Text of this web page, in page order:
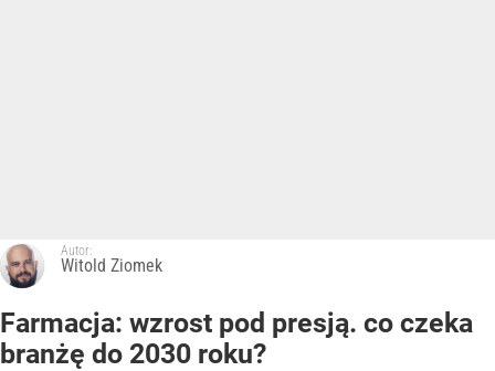
Autor:
Witold Ziomek
Farmacja: wzrost pod presją. co czeka
branżę do 2030 roku?